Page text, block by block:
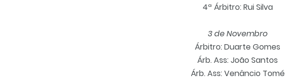
4ª Árbitro: Rui Silva
3 de Novembro
Árbitro: Duarte Gomes
Árb. Ass: João Santos
Árb. Ass: Venâncio Tomé